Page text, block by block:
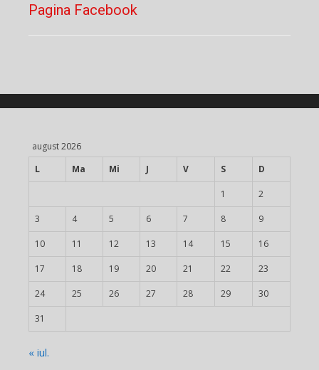
Pagina Facebook
august 2026
L
Ma Mi J V S D
1 2
3 4 5 6 7 8 9
10 11 12 13 14 15 16
17 18 19 20 21 22 23
24 25 26 27 28 29 30
31
« iul.